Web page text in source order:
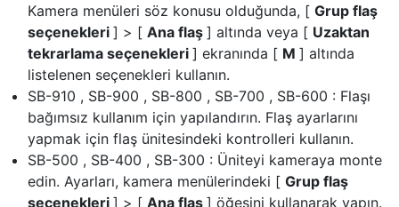
Kamera menüleri söz konusu olduğunda, [ Grup flaş
seçenekleri ] > [ Ana flaş ] altında veya [ Uzaktan
tekrarlama seçenekleri ] ekranında [ M ] altında
listelenen seçenekleri kullanın.
SB-910 , SB-900 , SB-800 , SB-700 , SB-600 : Flaşı
bağımsız kullanım için yapılandırın. Flaş ayarlarını
yapmak için flaş ünitesindeki kontrolleri kullanın.
SB-500 , SB-400 , SB-300 : Üniteyi kameraya monte
edin. Ayarları, kamera menülerindeki [ Grup flaş
seçenekleri ] > [ Ana flaş ] öğesini kullanarak yapın.